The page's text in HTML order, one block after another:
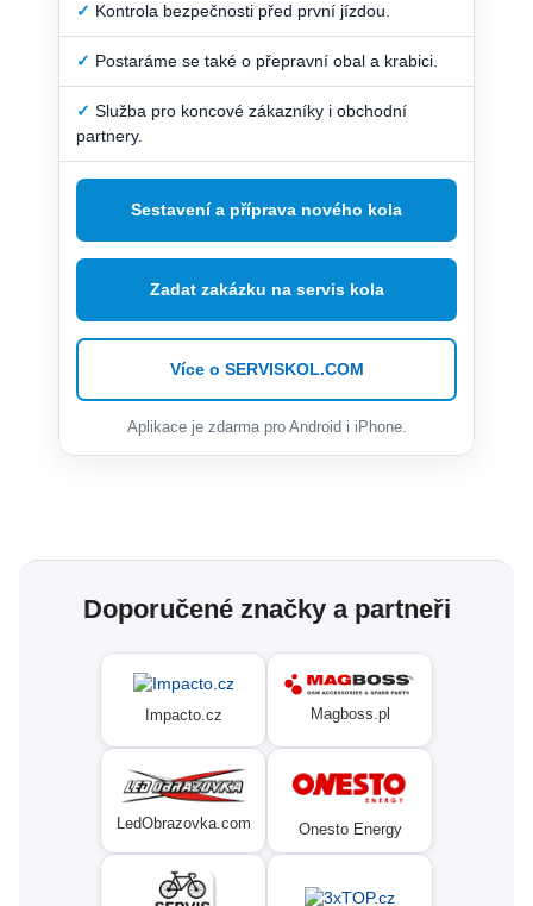
✓ Kontrola bezpečnosti před první jízdou.
✓ Postaráme se také o přepravní obal a krabici.
✓ Služba pro koncové zákazníky i obchodní
partnery.
Sestavení a příprava nového kola
Zadat zakázku na servis kola
Více o SERVISKOL.COM
Aplikace je zdarma pro Android i iPhone.
Doporučené značky a partneři
Impacto.cz Magboss.pl
LedObrazovka.com Onesto Energy